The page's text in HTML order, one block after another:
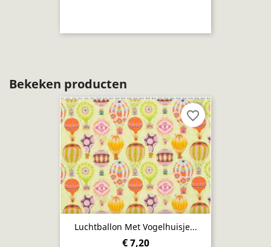
Bekeken producten
Luchtballon Met Vogelhuisje...
€ 7,20
favorite_border